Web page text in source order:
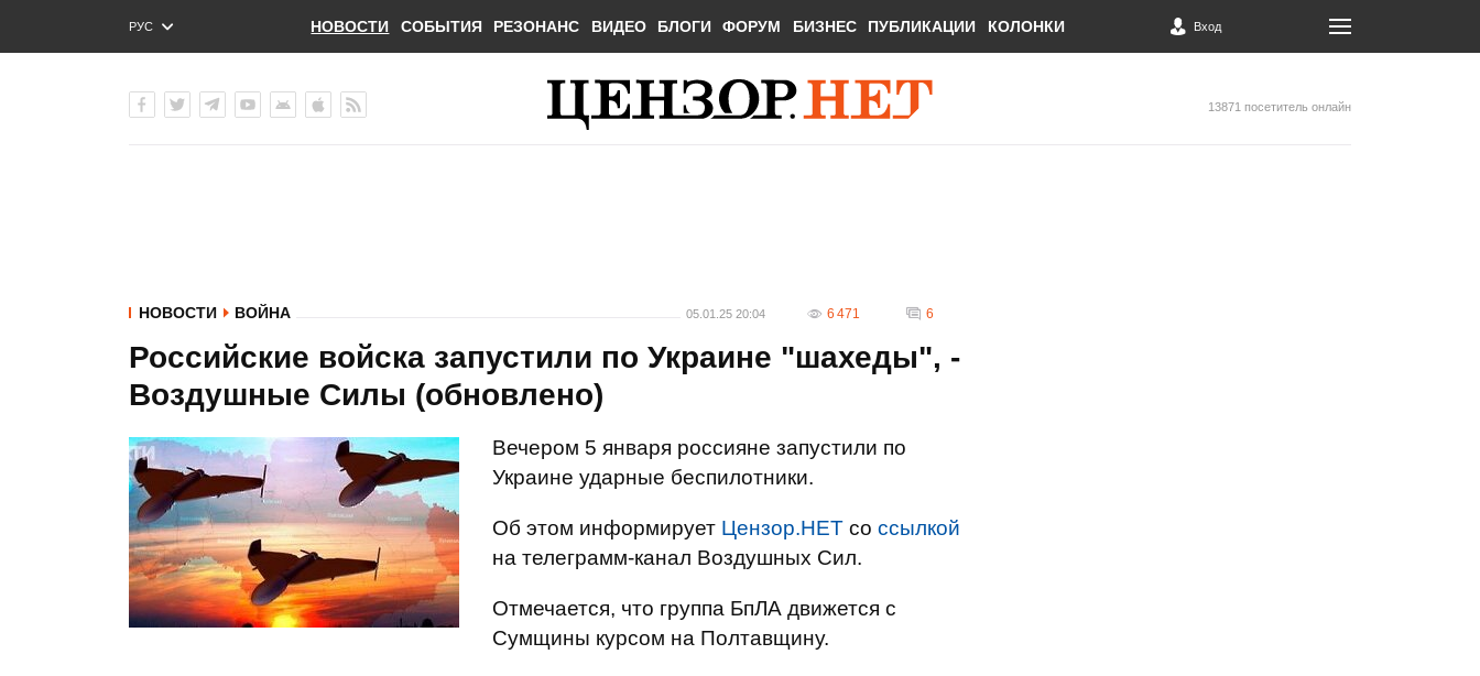
РУС
ENG
НОВОСТИ СОБЫТИЯ РЕЗОНАНС ВИДЕО БЛОГИ ФОРУМ БИЗНЕС ПУБЛИКАЦИИ КОЛОНКИ Вход
13871 посетитель онлайн
НОВОСТИ ВОЙНА 05.01.25 20:04 6 471 6
Российские войска запустили по Украине "шахеды", -
Воздушные Силы (обновлено)
Вечером 5 января россияне запустили по
Украине ударные беспилотники.
Об этом информирует Цензор.НЕТ со ссылкой
на телеграмм-канал Воздушных Сил.
Отмечается, что группа БпЛА движется с
Сумщины курсом на Полтавщину.